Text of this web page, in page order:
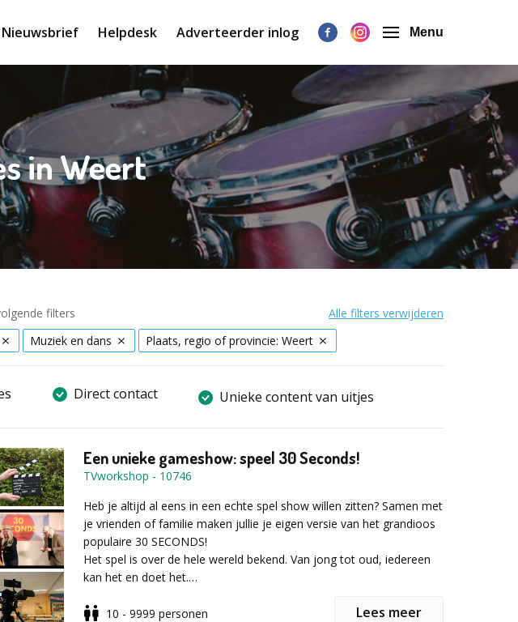
Nieuwsbrief Helpdesk Adverteerder inlog Menu
in Weert
filters
Alle filters verwijderen
Muziek en dans Plaats, regio of provincie: Weert
Direct contact Unieke content van uitjes
Een unieke gameshow: speel 30 Seconds!
TVworkshop - 10746
Heb je altijd al eens in een echte spel show willen zitten? Samen met
je vrienden of familie maken jullie je eigen versie van het grandioos
populaire 30 SECONDS!
Het spel is over de hele wereld bekend. Van jong tot oud, iedereen
kan het en doet het.
Onze ervaren regisseurs komen naar jullie toe en bouwen een
10 - 9999 personen Lees meer